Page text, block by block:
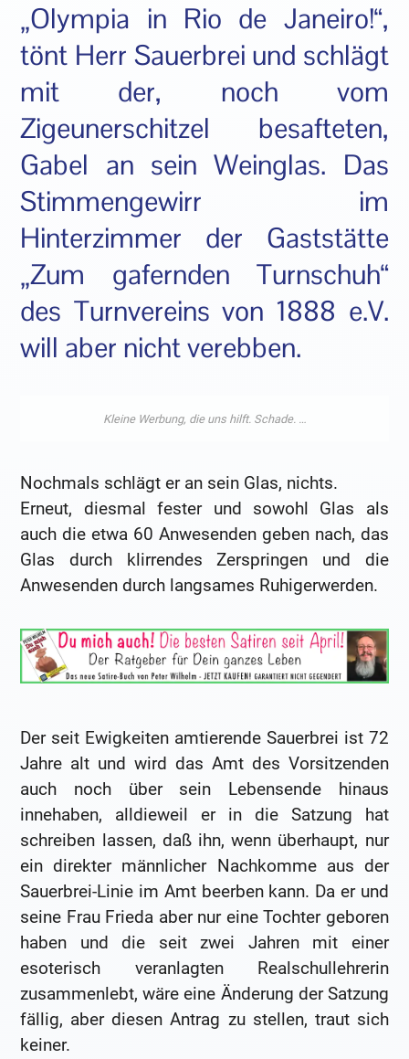
„Olympia in Rio de Janeiro!“,
tönt Herr Sauerbrei und schlägt
mit der, noch vom
Zigeunerschitzel besafteten,
Gabel an sein Weinglas. Das
Stimmengewirr im
Hinterzimmer der Gaststätte
„Zum gafernden Turnschuh“
des Turnvereins von 1888 e.V.
will aber nicht verebben.
Nochmals schlägt er an sein Glas, nichts.
Erneut, diesmal fester und sowohl Glas als
auch die etwa 60 Anwesenden geben nach, das
Glas durch klirrendes Zerspringen und die
Anwesenden durch langsames Ruhigerwerden.
Der seit Ewigkeiten amtierende Sauerbrei ist 72
Jahre alt und wird das Amt des Vorsitzenden
auch noch über sein Lebensende hinaus
innehaben, alldieweil er in die Satzung hat
schreiben lassen, daß ihn, wenn überhaupt, nur
ein direkter männlicher Nachkomme aus der
Sauerbrei-Linie im Amt beerben kann. Da er und
seine Frau Frieda aber nur eine Tochter geboren
haben und die seit zwei Jahren mit einer
esoterisch veranlagten Realschullehrerin
zusammenlebt, wäre eine Änderung der Satzung
fällig, aber diesen Antrag zu stellen, traut sich
keiner.